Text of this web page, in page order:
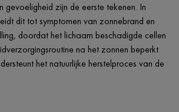
gevoeligheid zijn de eerste tekenen. In
dit tot symptomen van zonnebrand en
doordat het lichaam beschadigde cellen
na het zonnen beperkt
het natuurlijke herstelproces van de